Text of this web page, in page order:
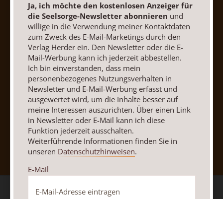
Vertrag widerrufen Abo online kündigen
Nach oben
Ja, ich möchte den kostenlosen Anzeiger für
die Seelsorge-Newsletter abonnieren und
willige in die Verwendung meiner Kontaktdaten
zum Zweck des E-Mail-Marketings durch den
Verlag Herder ein. Den Newsletter oder die E-
Mail-Werbung kann ich jederzeit abbestellen.
Ich bin einverstanden, dass mein
personenbezogenes Nutzungsverhalten in
Newsletter und E-Mail-Werbung erfasst und
ausgewertet wird, um die Inhalte besser auf
meine Interessen auszurichten. Über einen Link
in Newsletter oder E-Mail kann ich diese
Funktion jederzeit ausschalten.
Weiterführende Informationen finden Sie in
unseren Datenschutzhinweisen.
E-Mail